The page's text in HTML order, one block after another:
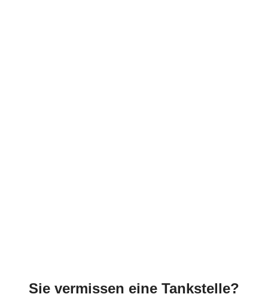
Sie vermissen eine Tankstelle?